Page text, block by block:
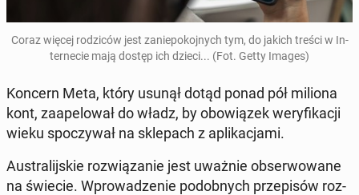
Coraz więcej ro­dzi­ców jest za­nie­po­koj­nych tym, do jakich treści w In­
ter­ne­cie mają dostęp ich dzieci... (Fot. Getty Images)
Koncern Meta, który usunął dotąd ponad pół miliona
kont, za­ape­lo­wał do władz, by obo­wią­zek we­ry­fi­ka­cji
wieku spo­czy­wał na skle­pach z apli­ka­cja­mi.
Au­stra­lij­skie roz­wią­za­nie jest uważnie ob­ser­wo­wa­ne
na świecie. Wpro­wa­dze­nie po­dob­nych prze­pi­sów roz­